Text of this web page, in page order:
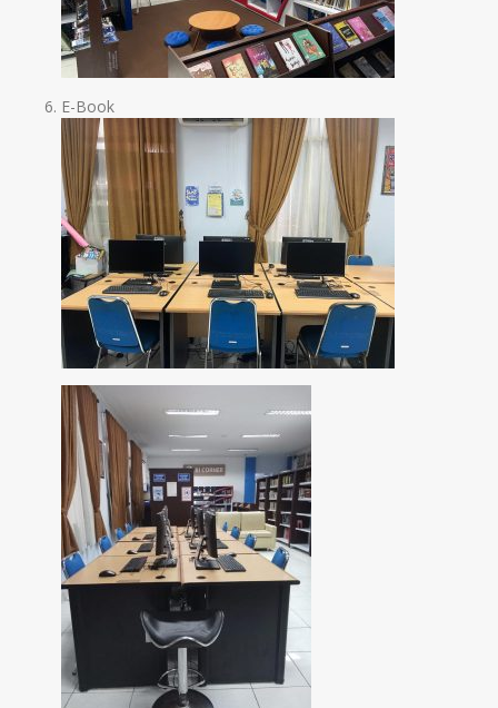
E-Book